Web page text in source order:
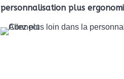
personnalisation plus